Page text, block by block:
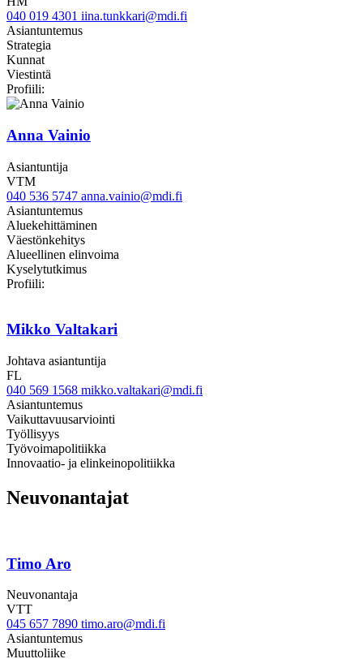
040 019 4301 iina.tunkkari@mdi.fi
Asiantuntemus
Strategia
Kunnat
Viestintä
Profiili:
Anna Vainio
Asiantuntija
VTM
040 536 5747 anna.vainio@mdi.fi
Asiantuntemus
Aluekehittäminen
Väestönkehitys
Alueellinen elinvoima
Kyselytutkimus
Profiili:
Mikko Valtakari
Johtava asiantuntija
FL
040 569 1568 mikko.valtakari@mdi.fi
Asiantuntemus
Vaikuttavuusarviointi
Työllisyys
Työvoimapolitiikka
Innovaatio- ja elinkeinopolitiikka
Neuvonantajat
Timo Aro
Neuvonantaja
VTT
045 657 7890 timo.aro@mdi.fi
Asiantuntemus
Muuttoliike